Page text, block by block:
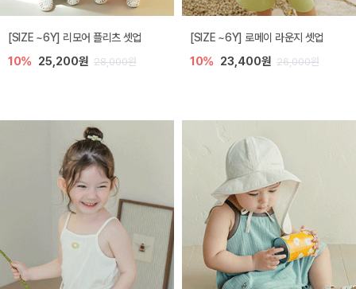
[SIZE ~6Y] 리모어 플리츠 셋업
10% 25,200원 28,000원
[SIZE ~6Y] 로메이 라운지 셋업
10% 23,400원 26,000원